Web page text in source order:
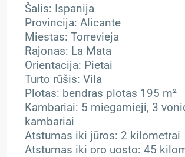
Šalis: Ispanija
Provincija: Alicante
Miestas: Torrevieja
Rajonas: La Mata
Orientacija: Pietai
Turto rūšis: Vila
Plotas: bendras plotas 195 m²
Kambariai: 5 miegamieji, 3
kambariai
Atstumas iki jūros: 2 kilometrai
Atstumas iki oro uosto: 45